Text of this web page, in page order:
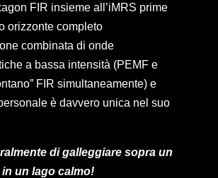
FIR insieme all’iMRS prime
orizzonte completo
combinata di onde
a bassa intensità (PEMF e
FIR simultaneamente) e
è davvero unica nel suo
di galleggiare sopra un
un lago calmo!